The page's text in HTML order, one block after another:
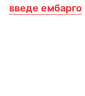
введе ембарго